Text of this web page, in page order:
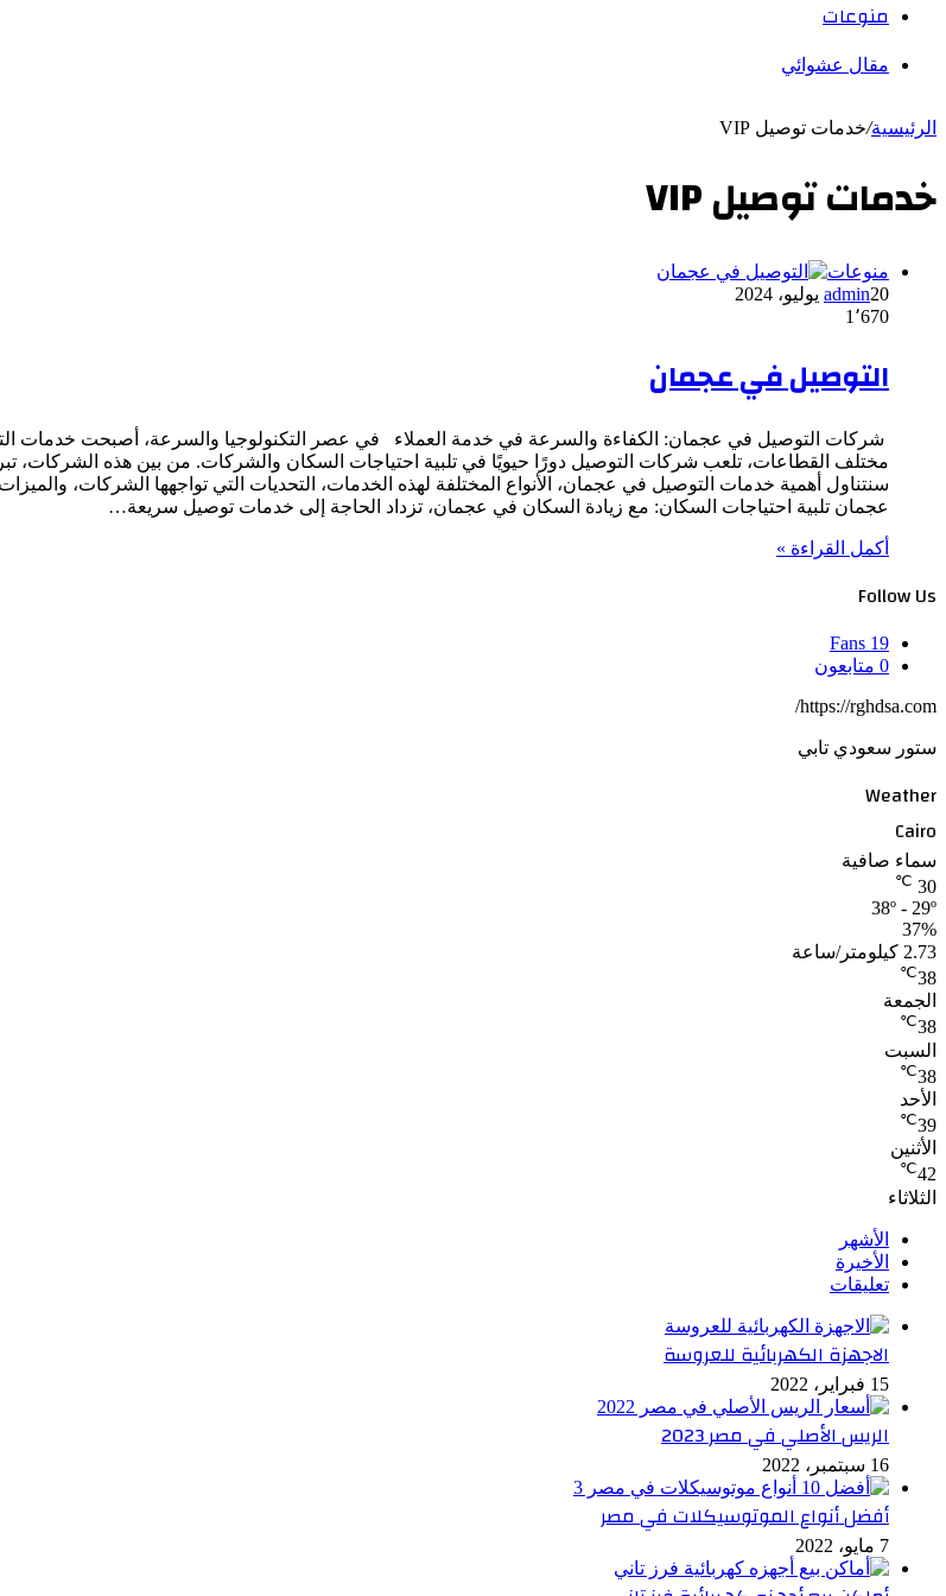
منوعات
مقال عشوائي
الرئيسية/خدمات توصيل VIP
خدمات توصيل VIP
منوعات
admin20 يوليو، 2024
1٬670
التوصيل في عجمان
شركات التوصيل في عجمان: الكفاءة والسرعة في خدمة العملاء في عصر التكنولوجيا والسرعة، أصبحت خدمات
مختلف القطاعات، تلعب شركات التوصيل دورًا حيويًا في تلبية احتياجات السكان والشركات. من بين هذه الشركات، تبرز
سنتناول أهمية خدمات التوصيل في عجمان، الأنواع المختلفة لهذه الخدمات، التحديات التي تواجهها الشركات،
عجمان تلبية احتياجات السكان: مع زيادة السكان في عجمان، تزداد الحاجة إلى خدمات توصيل سريعة…
أكمل القراءة »
Follow Us
19
Fans
0 متابعون
https://rghdsa.com/
ستور سعودي تابي
Weather
Cairo
سماء صافية
30
℃
38º - 29º
37%
2.73 كيلومتر/ساعة
38
℃
الجمعة
38
℃
السبت
38
℃
الأحد
39
℃
الأثنين
42
℃
الثلاثاء
الأشهر
الأخيرة
تعليقات
الاجهزة الكهربائية للعروسة
15 فبراير، 2022
الريس الأصلي في مصر 2023
16 سبتمبر، 2022
أفضل أنواع الموتوسيكلات في مصر
7 مايو، 2022